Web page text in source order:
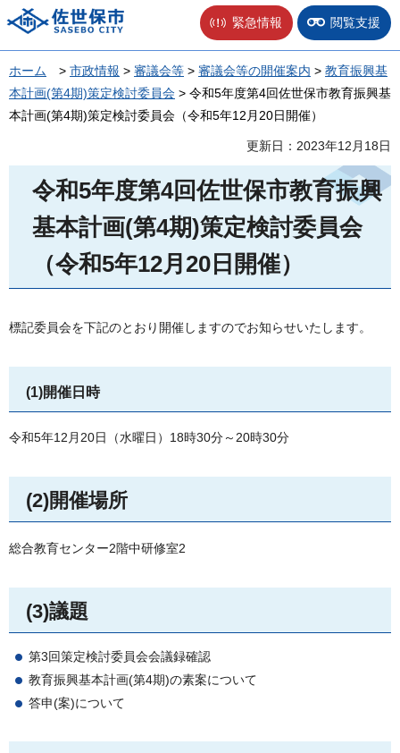
佐世保市 緊急情報 閲覧支援
ホーム > 市政情報 > 審議会等 > 審議会等の開催案内 > 教育振興基
本計画(第4期)策定検討委員会 > 令和5年度第4回佐世保市教育振興基
本計画(第4期)策定検討委員会（令和5年12月20日開催）
更新日：2023年12月18日
令和5年度第4回佐世保市教育振興
基本計画(第4期)策定検討委員会
（令和5年12月20日開催）
標記委員会を下記のとおり開催しますのでお知らせいたします。
(1)開催日時
令和5年12月20日（水曜日）18時30分～20時30分
(2)開催場所
総合教育センター2階中研修室2
(3)議題
第3回策定検討委員会会議録確認
教育振興基本計画(第4期)の素案について
答申(案)について